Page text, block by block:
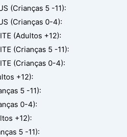
(Crianças 5 -11):
(Crianças 0-4):
(Adultos +12):
(Crianças 5 -11):
(Crianças 0-4):
+12):
5 -11):
0-4):
+12):
5 -11):